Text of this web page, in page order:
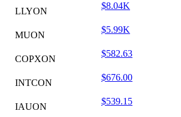
LLYON
$8.04K
MUON
$5.99K
COPXON
$582.63
INTCON
$676.00
IAUON
$539.15